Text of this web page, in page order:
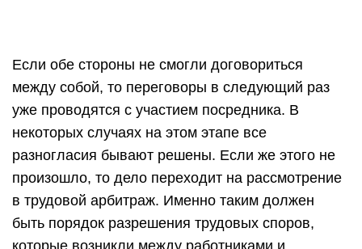
Если обе стороны не смогли договориться
между собой, то переговоры в следующий раз
уже проводятся с участием посредника. В
некоторых случаях на этом этапе все
разногласия бывают решены. Если же этого не
произошло, то дело переходит на рассмотрение
в трудовой арбитраж. Именно таким должен
быть порядок разрешения трудовых споров,
которые возникли между работниками и